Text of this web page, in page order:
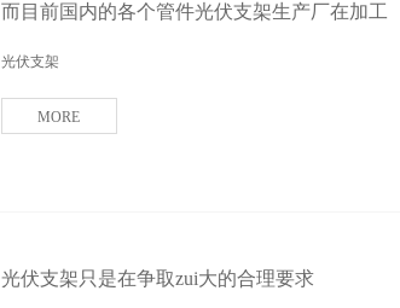
而目前国内的各个管件光伏支架生产厂在加工
光伏支架
MORE
光伏支架只是在争取zui大的合理要求